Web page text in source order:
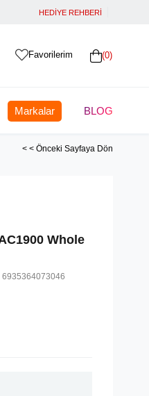
HEDİYE REHBERİ
0
Favorilerim
Markalar BLOG
< < Önceki Sayfaya Dön
Whole
6935364073046